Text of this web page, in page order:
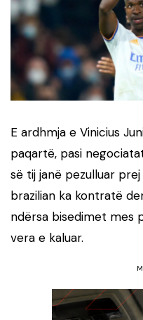
E ardhmja e Vinicius
paqartë, pasi
së tij janë pezulluar
brazilian ka kontratë
ndërsa bisedimet mes
vera e kaluar.